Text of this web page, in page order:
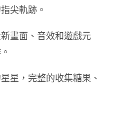
尖軌跡。
畫面、音效和遊戲元
星，完整的收集糖果、